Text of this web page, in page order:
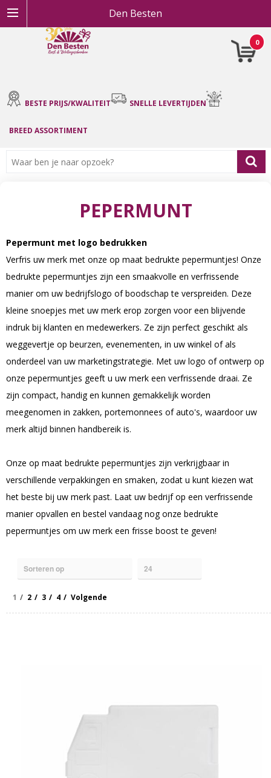
Den Besten
0
BESTE PRIJS/KWALITEIT SNELLE LEVERTIJDEN
BREED ASSORTIMENT
PEPERMUNT
Pepermunt met logo bedrukken
Verfris uw merk met onze op maat bedrukte pepermuntjes! Onze
bedrukte pepermuntjes zijn een smaakvolle en verfrissende
manier om uw bedrijfslogo of boodschap te verspreiden. Deze
kleine snoepjes met uw merk erop zorgen voor een blijvende
indruk bij klanten en medewerkers. Ze zijn perfect geschikt als
weggevertje op beurzen, evenementen, in uw winkel of als
onderdeel van uw marketingstrategie. Met uw logo of ontwerp op
onze pepermuntjes geeft u uw merk een verfrissende draai. Ze
zijn compact, handig en kunnen gemakkelijk worden
meegenomen in zakken, portemonnees of auto's, waardoor uw
merk altijd binnen handbereik is.
Onze op maat bedrukte pepermuntjes zijn verkrijgbaar in
verschillende verpakkingen en smaken, zodat u kunt kiezen wat
het beste bij uw merk past. Laat uw bedrijf op een verfrissende
manier opvallen en bestel vandaag nog onze bedrukte
pepermuntjes om uw merk een frisse boost te geven!
1 2 3 4 Volgende